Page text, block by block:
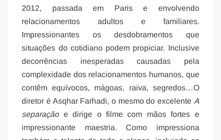
2012, passada em Paris e envolvendo
relacionamentos adultos e familiares.
Impressionantes os desdobramentos que
situações do cotidiano podem propiciar. Inclusive
decorrências inesperadas causadas pela
complexidade dos relacionamentos humanos, que
contêm equívocos, mágoas, raiva, segredos…O
diretor é Asqhar Farhadi, o mesmo do excelente A
separaçãoe dirige o filme com mãos fortes e
impressionante maestria. Como impressiona